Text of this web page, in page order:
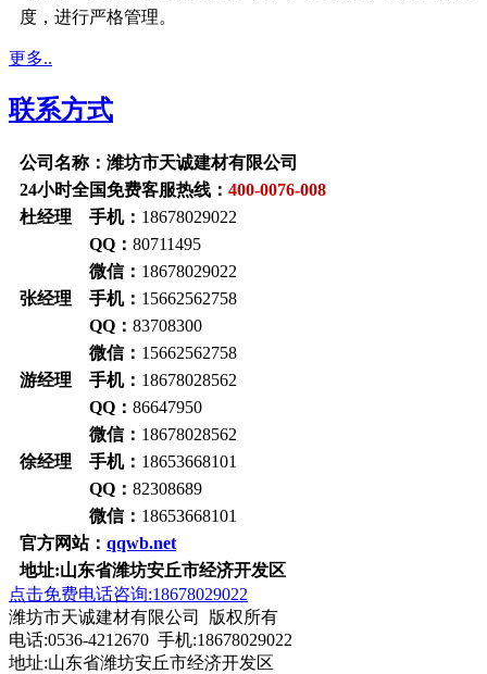
度，进行严格管理。
更多..
联系方式
公司名称：潍坊市天诚建材有限公司
24小时全国免费客服热线： 400-0076-008
杜经理 手机： 18678029022
QQ： 80711495
微信： 18678029022
张经理 手机： 15662562758
QQ： 83708300
微信： 15662562758
游经理 手机： 18678028562
QQ： 86647950
微信： 18678028562
徐经理 手机： 18653668101
QQ： 82308689
微信： 18653668101
官方网站： qqwb.net
地址:山东省潍坊安丘市经济开发区
点击免费电话咨询:18678029022
潍坊市天诚建材有限公司 版权所有
电话:0536-4212670 手机:18678029022
地址:山东省潍坊安丘市经济开发区